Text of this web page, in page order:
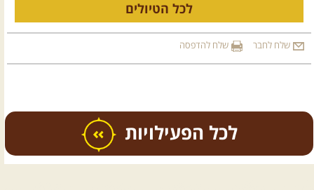
לכל הטיולים
שלח לחבר שלח להדפסה
כל הפעילויות